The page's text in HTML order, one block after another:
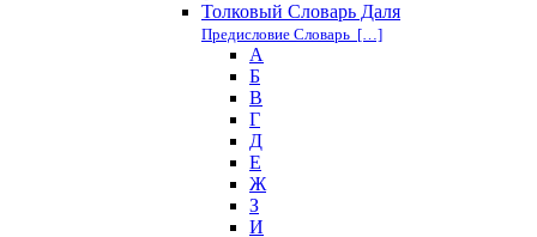
Толковый Словарь Даля
Предисловие Словарь […]
А
Б
В
Г
Д
Е
Ж
З
И